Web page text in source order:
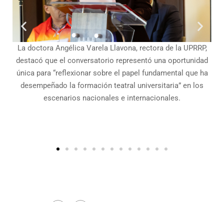
La doctora Angélica Varela Llavona, rectora de la UPRRP,
destacó que el conversatorio representó una oportunidad
única para “reflexionar sobre el papel fundamental que ha
desempeñado la formación teatral universitaria” en los
escenarios nacionales e internacionales.